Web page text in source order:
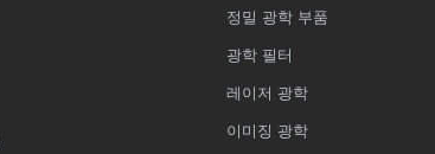
정밀 광학 부품
광학 필터
레이저 광학
이미징 광학